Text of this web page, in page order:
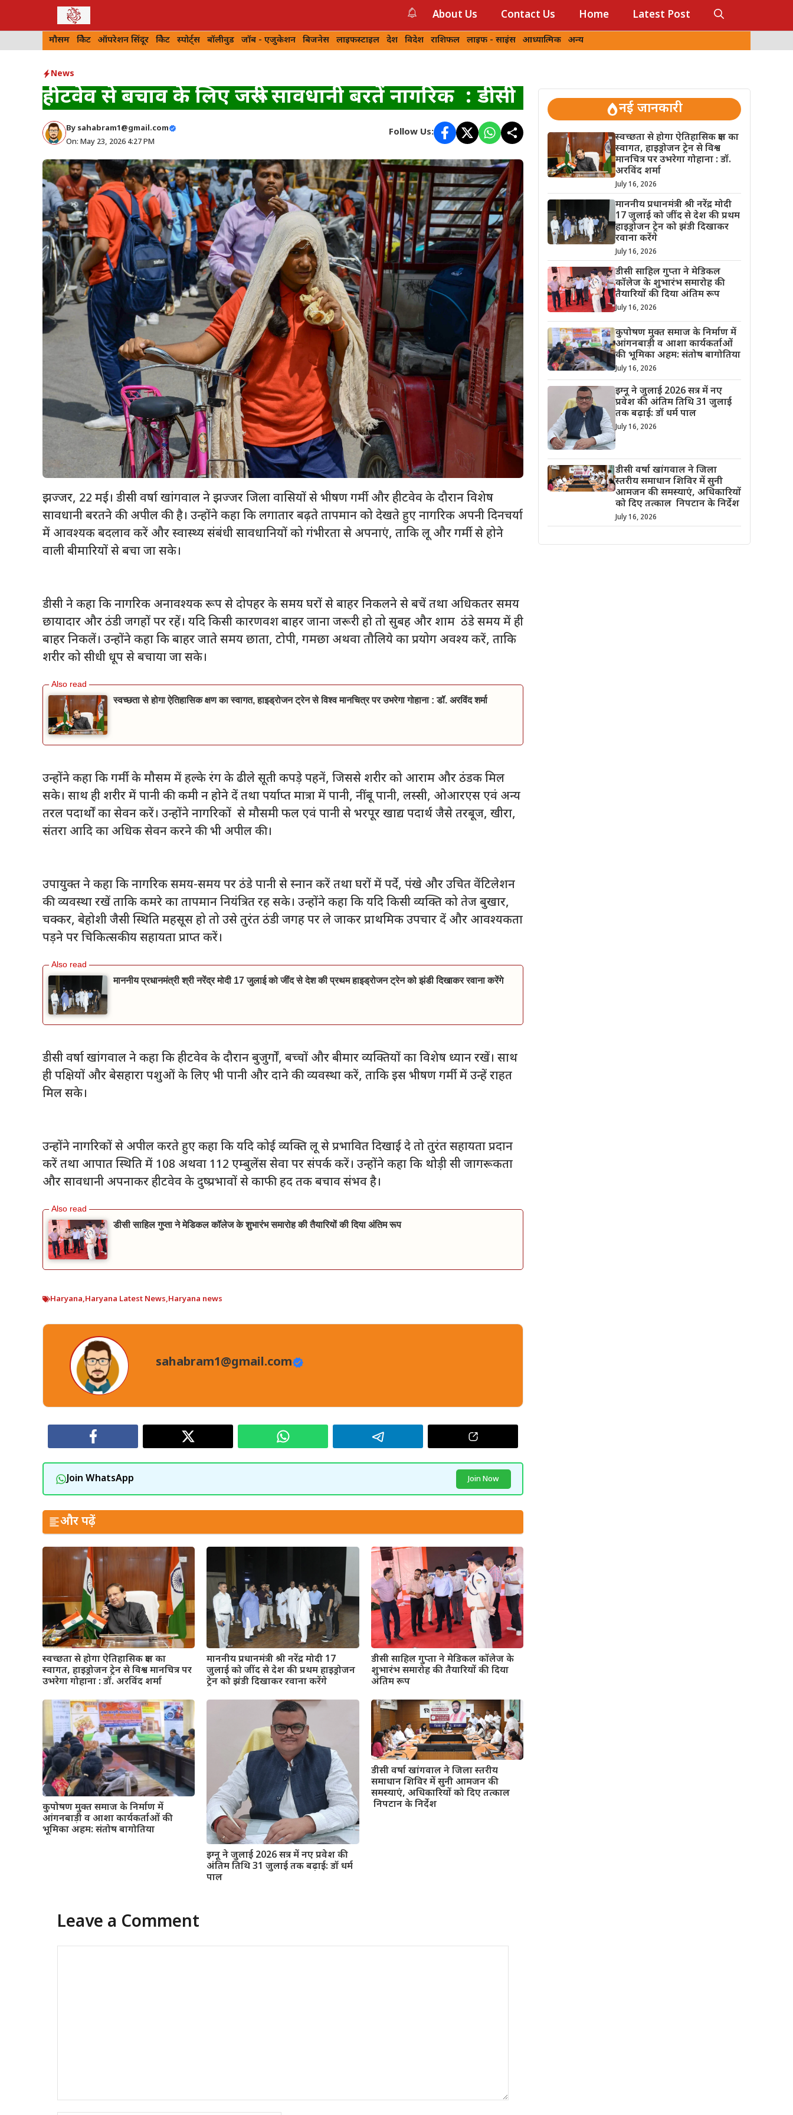
About Us Contact Us Home Latest Post
मौसम क्रिकेट ऑपरेशन सिंदूर क्रिकेट स्पोर्ट्स बॉलीवुड जॉब - एजुकेशन बिजनेस लाइफस्टाइल देश विदेश राशिफल लाइफ - साइंस आध्यात्मिक अन्य
News
हीटवेव से बचाव के लिए जरूरी सावधानी बरतें नागरिक : डीसी
By sahabram1@gmail.com
On: May 23, 2026 4:27 PM
Follow Us:
झज्जर, 22 मई। डीसी वर्षा खांगवाल ने झज्जर जिला वासियों से भीषण गर्मी और हीटवेव के दौरान विशेष
सावधानी बरतने की अपील की है। उन्होंने कहा कि लगातार बढ़ते तापमान को देखते हुए नागरिक अपनी दिनचर्या
में आवश्यक बदलाव करें और स्वास्थ्य संबंधी सावधानियों को गंभीरता से अपनाएं, ताकि लू और गर्मी से होने
वाली बीमारियों से बचा जा सके।
डीसी ने कहा कि नागरिक अनावश्यक रूप से दोपहर के समय घरों से बाहर निकलने से बचें तथा अधिकतर समय
छायादार और ठंडी जगहों पर रहें। यदि किसी कारणवश बाहर जाना जरूरी हो तो सुबह और शाम ठंडे समय में ही
बाहर निकलें। उन्होंने कहा कि बाहर जाते समय छाता, टोपी, गमछा अथवा तौलिये का प्रयोग अवश्य करें, ताकि
शरीर को सीधी धूप से बचाया जा सके।
स्वच्छता से होगा ऐतिहासिक क्षण का स्वागत, हाइड्रोजन ट्रेन से विश्व मानचित्र पर उभरेगा गोहाना : डॉ. अरविंद शर्मा
उन्होंने कहा कि गर्मी के मौसम में हल्के रंग के ढीले सूती कपड़े पहनें, जिससे शरीर को आराम और ठंडक मिल
सके। साथ ही शरीर में पानी की कमी न होने दें तथा पर्याप्त मात्रा में पानी, नींबू पानी, लस्सी, ओआरएस एवं अन्य
तरल पदार्थों का सेवन करें। उन्होंने नागरिकों से मौसमी फल एवं पानी से भरपूर खाद्य पदार्थ जैसे तरबूज, खीरा,
संतरा आदि का अधिक सेवन करने की भी अपील की।
उपायुक्त ने कहा कि नागरिक समय-समय पर ठंडे पानी से स्नान करें तथा घरों में पर्दे, पंखे और उचित वेंटिलेशन
की व्यवस्था रखें ताकि कमरे का तापमान नियंत्रित रह सके। उन्होंने कहा कि यदि किसी व्यक्ति को तेज बुखार,
चक्कर, बेहोशी जैसी स्थिति महसूस हो तो उसे तुरंत ठंडी जगह पर ले जाकर प्राथमिक उपचार दें और आवश्यकता
पड़ने पर चिकित्सकीय सहायता प्राप्त करें।
माननीय प्रधानमंत्री श्री नरेंद्र मोदी 17 जुलाई को जींद से देश की प्रथम हाइड्रोजन ट्रेन को झंडी दिखाकर रवाना करेंगे
डीसी वर्षा खांगवाल ने कहा कि हीटवेव के दौरान बुजुर्गों, बच्चों और बीमार व्यक्तियों का विशेष ध्यान रखें। साथ
ही पक्षियों और बेसहारा पशुओं के लिए भी पानी और दाने की व्यवस्था करें, ताकि इस भीषण गर्मी में उन्हें राहत
मिल सके।
उन्होंने नागरिकों से अपील करते हुए कहा कि यदि कोई व्यक्ति लू से प्रभावित दिखाई दे तो तुरंत सहायता प्रदान
करें तथा आपात स्थिति में 108 अथवा 112 एम्बुलेंस सेवा पर संपर्क करें। उन्होंने कहा कि थोड़ी सी जागरूकता
और सावधानी अपनाकर हीटवेव के दुष्प्रभावों से काफी हद तक बचाव संभव है।
डीसी साहिल गुप्ता ने मेडिकल कॉलेज के शुभारंभ समारोह की तैयारियों की दिया अंतिम रूप
Haryana,Haryana Latest News,Haryana news
sahabram1@gmail.com
Join WhatsApp Join Now
और पढ़ें
स्वच्छता से होगा ऐतिहासिक क्षण का
स्वागत, हाइड्रोजन ट्रेन से विश्व मानचित्र पर
उभरेगा गोहाना : डॉ. अरविंद शर्मा
माननीय प्रधानमंत्री श्री नरेंद्र मोदी 17
जुलाई को जींद से देश की प्रथम हाइड्रोजन
ट्रेन को झंडी दिखाकर रवाना करेंगे
डीसी साहिल गुप्ता ने मेडिकल कॉलेज के
शुभारंभ समारोह की तैयारियों की दिया
अंतिम रूप
कुपोषण मुक्त समाज के निर्माण में
आंगनबाड़ी व आशा कार्यकर्ताओं की
भूमिका अहम: संतोष बागोतिया
इग्नू ने जुलाई 2026 सत्र में नए प्रवेश की
अंतिम तिथि 31 जुलाई तक बढ़ाई: डॉ धर्म
पाल
डीसी वर्षा खांगवाल ने जिला स्तरीय
समाधान शिविर में सुनी आमजन की
समस्याएं, अधिकारियों को दिए तत्काल
निपटान के निर्देश
Leave a Comment
नई जानकारी
स्वच्छता से होगा ऐतिहासिक क्षण का
स्वागत, हाइड्रोजन ट्रेन से विश्व
मानचित्र पर उभरेगा गोहाना : डॉ.
अरविंद शर्मा
July 16, 2026
माननीय प्रधानमंत्री श्री नरेंद्र मोदी
17 जुलाई को जींद से देश की प्रथम
हाइड्रोजन ट्रेन को झंडी दिखाकर
रवाना करेंगे
July 16, 2026
डीसी साहिल गुप्ता ने मेडिकल
कॉलेज के शुभारंभ समारोह की
तैयारियों की दिया अंतिम रूप
July 16, 2026
कुपोषण मुक्त समाज के निर्माण में
आंगनबाड़ी व आशा कार्यकर्ताओं
की भूमिका अहम: संतोष बागोतिया
July 16, 2026
इग्नू ने जुलाई 2026 सत्र में नए
प्रवेश की अंतिम तिथि 31 जुलाई
तक बढ़ाई: डॉ धर्म पाल
July 16, 2026
डीसी वर्षा खांगवाल ने जिला
स्तरीय समाधान शिविर में सुनी
आमजन की समस्याएं, अधिकारियों
को दिए तत्काल निपटान के निर्देश
July 16, 2026